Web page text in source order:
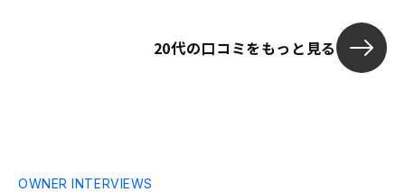
20代の口コミをもっと見る
OWNER INTERVIEWS